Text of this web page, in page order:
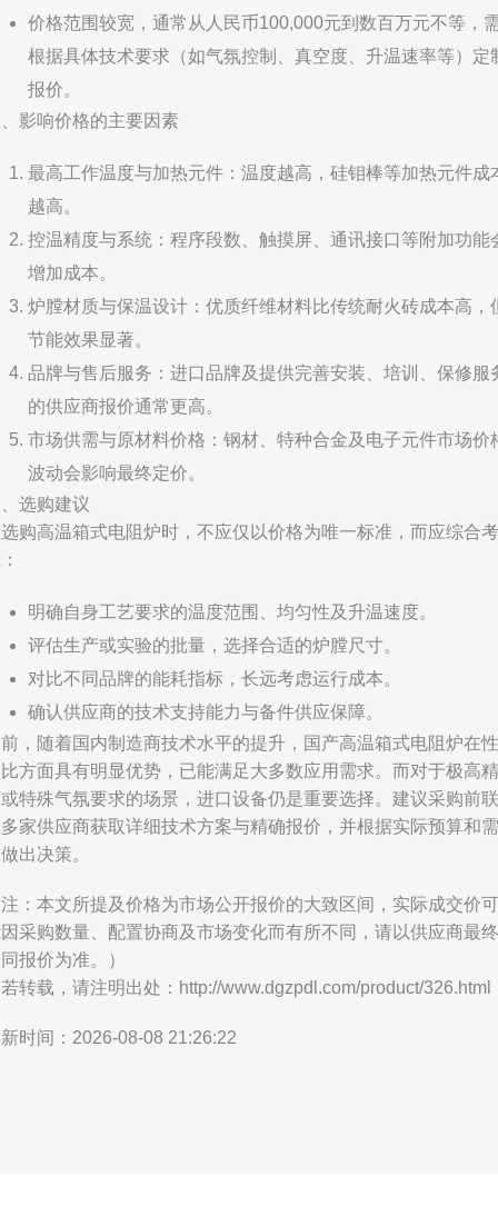
价格范围较宽，通常从人民币100,000元到数百万元不等，
根据具体技术要求（如气氛控制、真空度、升温速率等）定
报价。
影响价格的主要因素
最高工作温度与加热元件：温度越高，硅钼棒等加热元件成
越高。
控温精度与系统：程序段数、触摸屏、通讯接口等附加功能
增加成本。
炉膛材质与保温设计：优质纤维材料比传统耐火砖成本高，
节能效果显著。
品牌与售后服务：进口品牌及提供完善安装、培训、保修服
的供应商报价通常更高。
市场供需与原材料价格：钢材、特种合金及电子元件市场价
波动会影响最终定价。
选购建议
购高温箱式电阻炉时，不应仅以价格为唯一标准，而应综合考
明确自身工艺要求的温度范围、均匀性及升温速度。
评估生产或实验的批量，选择合适的炉膛尺寸。
对比不同品牌的能耗指标，长远考虑运行成本。
确认供应商的技术支持能力与备件供应保障。
，随着国内制造商技术水平的提升，国产高温箱式电阻炉在性
方面具有明显优势，已能满足大多数应用需求。而对于极高精
特殊气氛要求的场景，进口设备仍是重要选择。建议采购前联
家供应商获取详细技术方案与精确报价，并根据实际预算和需
出决策。
：本文所提及价格为市场公开报价的大致区间，实际成交价可
采购数量、配置协商及市场变化而有所不同，请以供应商最终
报价为准。）
转载，请注明出处：http://www.dgzpdl.com/product/326.html
时间：2026-08-08 21:26:22